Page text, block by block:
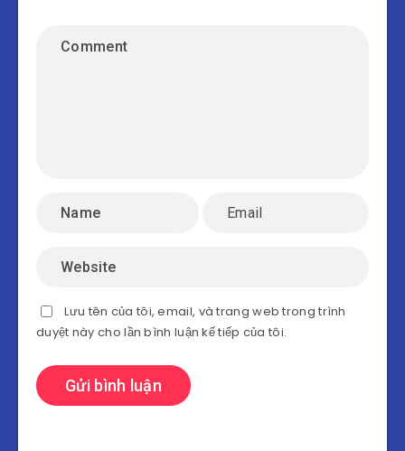
Lưu tên của tôi, email, và trang web trong trình
duyệt này cho lần bình luận kế tiếp của tôi.